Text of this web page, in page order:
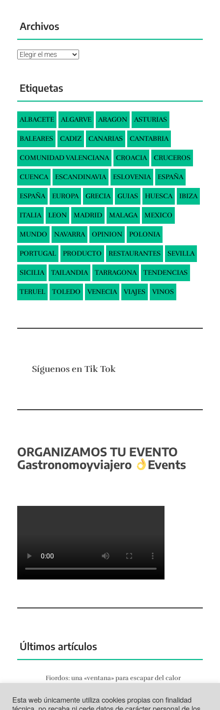
Archivos
Archivos
Etiquetas
ALBACETE ALGARVE ARAGON ASTURIAS
BALEARES CADIZ CANARIAS CANTABRIA
COMUNIDAD VALENCIANA CROACIA CRUCEROS
CUENCA ESCANDINAVIA ESLOVENIA ESPAÑA
ESPAÑA EUROPA GRECIA GUIAS HUESCA IBIZA
ITALIA LEON MADRID MALAGA MEXICO
MUNDO NAVARRA OPINION POLONIA
PORTUGAL PRODUCTO RESTAURANTES SEVILLA
SICILIA TAILANDIA TARRAGONA TENDENCIAS
TERUEL TOLEDO VENECIA VIAJES VINOS
Síguenos en Tik Tok
ORGANIZAMOS TU EVENTO
Gastronomoyviajero
Events
Últimos artículos
Fiordos: una «ventana» para escapar del calor
Tortosa: la vida según el Ebro
Esta web únicamente utiliza cookies propias con finalidad